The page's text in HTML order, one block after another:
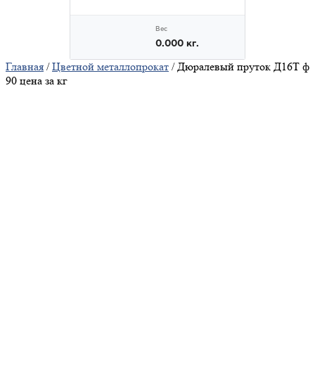
Главная /Цветной металлопрокат / Дюралевый пруток Д16Т ф
90 цена за кг